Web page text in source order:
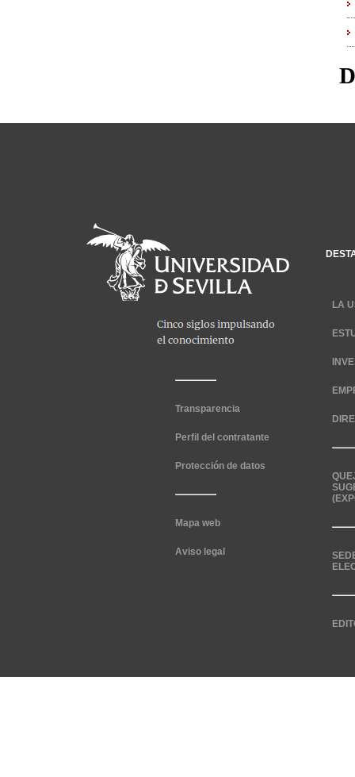
Transparencia
Perfil del contratante
Protección de datos
Mapa web
Aviso legal
LA